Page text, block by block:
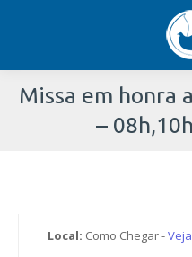
Missa em honra
–
Local: Como Chegar -